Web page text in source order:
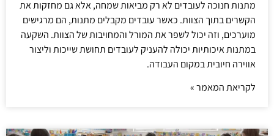
מתנות חנוכה לעובדים לא רק מביאות שמחה, אלא גם מחזקות את
הקשרים בתוך הצוות. כאשר עובדים מקבלים מתנות, הם מרגישים
מוערכים, וזה יכול לשפר את המורל והמחויבות של הצוות. השקעה
במתנות איכותיות יכולה להעניק לעובדים תחושת שייכות וליצור
אווירה חיובית במקום העבודה.
לקריאת המאמר »